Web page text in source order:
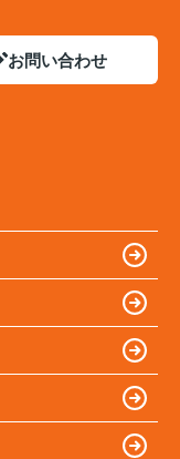
お問い合わせ